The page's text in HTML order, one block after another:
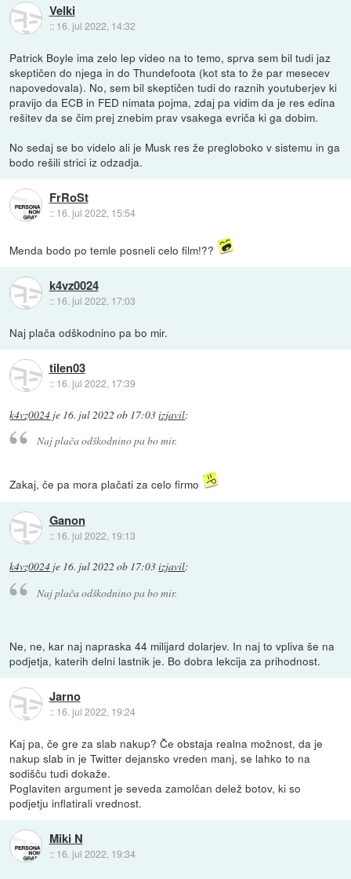
Velki
:: 16. jul 2022, 14:32
Patrick Boyle ima zelo lep video na to temo, sprva sem bil tudi jaz
skeptičen do njega in do Thundefoota (kot sta to že par mesecev
napovedovala). No, sem bil skeptičen tudi do raznih youtuberjev ki
pravijo da ECB in FED nimata pojma, zdaj pa vidim da je res edina
rešitev da se čim prej znebim prav vsakega evriča ki ga dobim.
No sedaj se bo videlo ali je Musk res že pregloboko v sistemu in ga
bodo rešili strici iz odzadja.
FrRoSt
:: 16. jul 2022, 15:54
Menda bodo po temle posneli celo film!??
k4vz0024
:: 16. jul 2022, 17:03
Naj plača odškodnino pa bo mir.
tilen03
:: 16. jul 2022, 17:39
k4vz0024 je 16. jul 2022 ob 17:03izjavil:
Naj plača odškodnino pa bo mir.
Zakaj, če pa mora plačati za celo firmo
Ganon
:: 16. jul 2022, 19:13
k4vz0024 je 16. jul 2022 ob 17:03izjavil:
Naj plača odškodnino pa bo mir.
Ne, ne, kar naj napraska 44 milijard dolarjev. In naj to vpliva še na
podjetja, katerih delni lastnik je. Bo dobra lekcija za prihodnost.
Jarno
:: 16. jul 2022, 19:24
Kaj pa, če gre za slab nakup? Če obstaja realna možnost, da je
nakup slab in je Twitter dejansko vreden manj, se lahko to na
sodišču tudi dokaže.
Poglaviten argument je seveda zamolčan delež botov, ki so
podjetju inflatirali vrednost.
Miki N
:: 16. jul 2022, 19:34